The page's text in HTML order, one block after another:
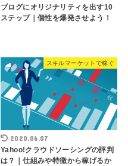
ブログにオリジナリティを出す10
ステップ｜個性を爆発させよう！
スキルマーケットで稼ぐ
2020.06.07
Yahoo!クラウドソーシングの評判
は？｜仕組みや特徴から稼げるか